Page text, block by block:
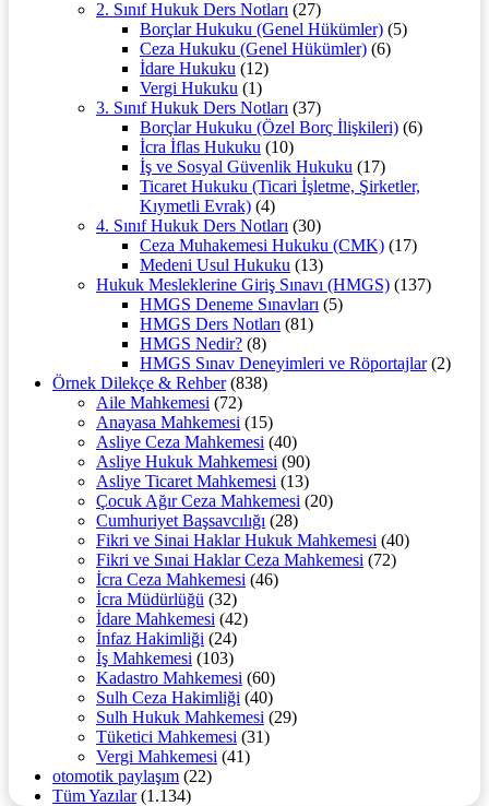
2. Sınıf Hukuk Ders Notları (27)
Borçlar Hukuku (Genel Hükümler) (5)
Ceza Hukuku (Genel Hükümler) (6)
İdare Hukuku (12)
Vergi Hukuku (1)
3. Sınıf Hukuk Ders Notları (37)
Borçlar Hukuku (Özel Borç İlişkileri) (6)
İcra İflas Hukuku (10)
İş ve Sosyal Güvenlik Hukuku (17)
Ticaret Hukuku (Ticari İşletme, Şirketler,
Kıymetli Evrak) (4)
4. Sınıf Hukuk Ders Notları (30)
Ceza Muhakemesi Hukuku (CMK) (17)
Medeni Usul Hukuku (13)
Hukuk Mesleklerine Giriş Sınavı (HMGS) (137)
HMGS Deneme Sınavları (5)
HMGS Ders Notları (81)
HMGS Nedir? (8)
HMGS Sınav Deneyimleri ve Röportajlar(2)
Örnek Dilekçe & Rehber(838)
Aile Mahkemesi (72)
Anayasa Mahkemesi (15)
Asliye Ceza Mahkemesi (40)
Asliye Hukuk Mahkemesi (90)
Asliye Ticaret Mahkemesi (13)
Çocuk Ağır Ceza Mahkemesi (20)
Cumhuriyet Başsavcılığı (28)
Fikri ve Sinai Haklar Hukuk Mahkemesi (40)
Fikri ve Sınai Haklar Ceza Mahkemesi (72)
İcra Ceza Mahkemesi (46)
İcra Müdürlüğü (32)
İdare Mahkemesi (42)
İnfaz Hakimliği (24)
İş Mahkemesi (103)
Kadastro Mahkemesi (60)
Sulh Ceza Hakimliği (40)
Sulh Hukuk Mahkemesi (29)
Tüketici Mahkemesi (31)
Vergi Mahkemesi (41)
otomotik paylaşım (22)
Tüm Yazılar(1.134)